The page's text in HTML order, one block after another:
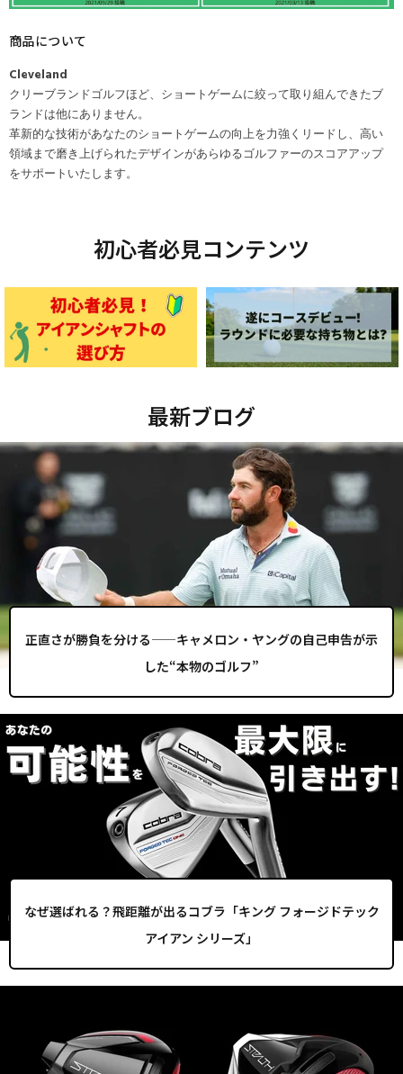
商品について
Cleveland
クリーブランドゴルフほど、ショートゲームに絞って取り組んできたブ
ランドは他にありません。
革新的な技術があなたのショートゲームの向上を力強くリードし、高い
領域まで磨き上げられたデザインがあらゆるゴルファーのスコアアップ
をサポートいたします。
初心者必見コンテンツ
最新ブログ
正直さが勝負を分ける——キャメロン・ヤングの自己申告が示
した“本物のゴルフ”
なぜ選ばれる？飛距離が出るコブラ「キング フォージドテック
アイアン シリーズ」